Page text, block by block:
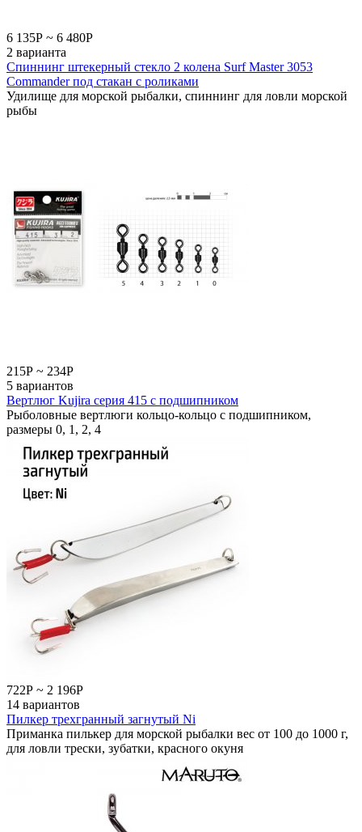
6 135Р ~ 6 480Р
2 варианта
Спиннинг штекерный стекло 2 колена Surf Master 3053
Commander под стакан с роликами
Удилище для морской рыбалки, спиннинг для ловли морской
рыбы
215Р ~ 234Р
5 вариантов
Вертлюг Kujira серия 415 с подшипником
Рыболовные вертлюги кольцо-кольцо с подшипником,
размеры 0, 1, 2, 4
722Р ~ 2 196Р
14 вариантов
Пилкер трехгранный загнутый Ni
Приманка пилькер для морской рыбалки вес от 100 до 1000 г,
для ловли трески, зубатки, красного окуня